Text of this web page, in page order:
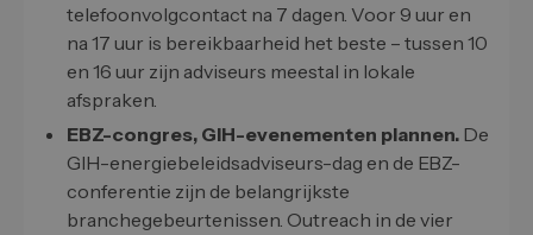
telefoonvolgcontact na 7 dagen. Voor 9 uur en
na 17 uur is bereikbaarheid het beste – tussen 10
en 16 uur zijn adviseurs meestal in lokale
afspraken.
EBZ-congres, GIH-evenementen plannen. De
GIH-energiebeleidsadviseurs-dag en de EBZ-
conferentie zijn de belangrijkste
branchegebeurtenissen. Outreach in de vier